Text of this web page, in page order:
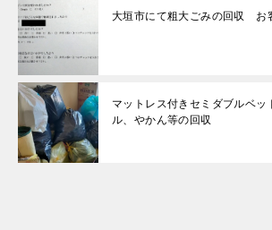
大垣市にて粗大ごみの回収 お
マットレス付きセミダブルベッ
ル、やかん等の回収